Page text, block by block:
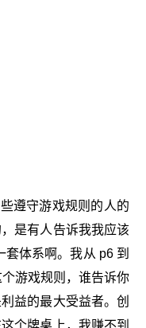
遵守游戏规则的人的
是有人告诉我我应该
体系啊。我从 p6 到
游戏规则，谁告诉你
益的最大受益者。创
个牌桌上，我赚不到